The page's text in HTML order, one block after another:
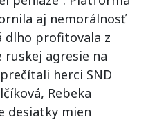
aj nemorálnosť
dlho profitovala z
agresie na
herci SND
Rebeka
desiatky mien